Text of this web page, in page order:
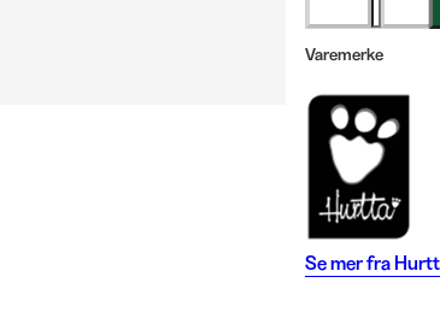
Varemerke
Se mer fra